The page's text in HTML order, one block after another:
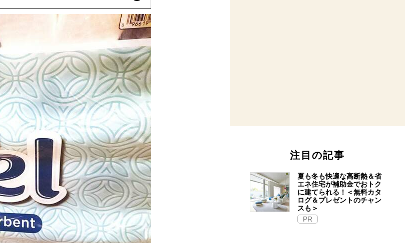
注目の記事
夏も冬も快適な高断熱＆省
エネ住宅が補助金でおトク
に建てられる！＜無料カタ
ログ＆プレゼントのチャン
スも＞
PR